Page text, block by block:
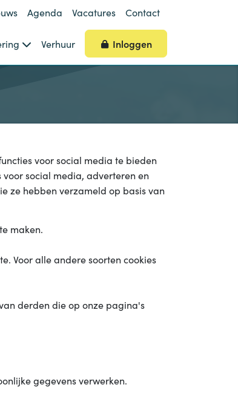
Agenda Vacatures Contact
Verhuur Inloggen
voor social media te bieden
social media, adverteren en
ze hebben verzameld op basis van
maken.
Voor alle andere soorten cookies
derden die op onze pagina's
gegevens verwerken.